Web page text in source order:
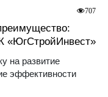
«ЮгСтройИнвест»
на развитие
эффективности
707